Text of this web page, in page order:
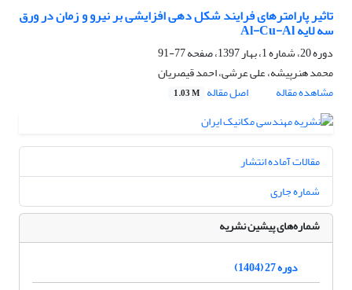
تاثیر پارامترهای فرایند شکل دهی افزایشی بر نیرو و زمان در ورق
سه لایه Al-Cu-Al
دوره 20، شماره 1، بهار 1397، صفحه
77-91
محمد هنرپیشه، علی عرشی، احمد قیصریان
مشاهده مقاله
اصل مقاله 1.03 M
مقالات آماده انتشار
شماره جاری
شماره‌های پیشین نشریه
دوره 27 (1404)